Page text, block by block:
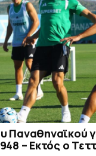
Παναθηναϊκού
– Εκτός ο